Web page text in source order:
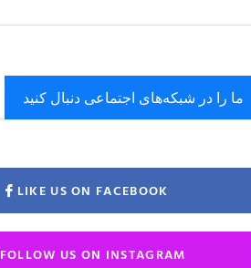
ما را در شبکه‌های اجتماعی دنبال کنید
LIKE US ON FACEBOOK
FOLLOW US ON INSTAGRAM